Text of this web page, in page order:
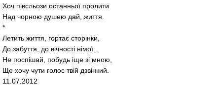
Хоч півсльози останньої пролити
Над чорною душею дай, життя.
*
Летить життя, гортає сторінки,
До забуття, до вічності німої...
Не поспішай, побудь іще зі мною,
Ще хочу чути голос твій дзвінкий.
11.07.2012